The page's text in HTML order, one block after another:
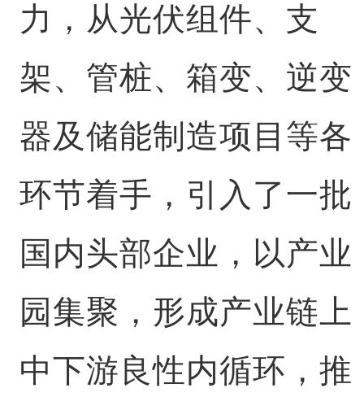
力，从光伏组件、支
架、管桩、箱变、逆变
器及储能制造项目等各
环节着手，引入了一批
国内头部企业，以产业
园集聚，形成产业链上
中下游良性内循环，推